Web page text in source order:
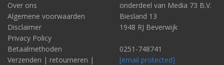
Over ons
Algemene voorwaarden
Disclaimer
Privacy Policy
Betaalmethoden
Verzenden | retourneren |
onderdeel van Media 73 B.V.
Biesland 13
1948 RJ Beverwijk
0251-748741
[email protected]